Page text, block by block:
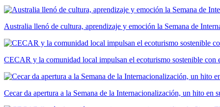
Australia llenó de cultura, aprendizaje y emoción la Semana de
CECAR y la comunidad local impulsan el ecoturismo sostenible
Cecar da apertura a la Semana de la Internacionalización, un hito en